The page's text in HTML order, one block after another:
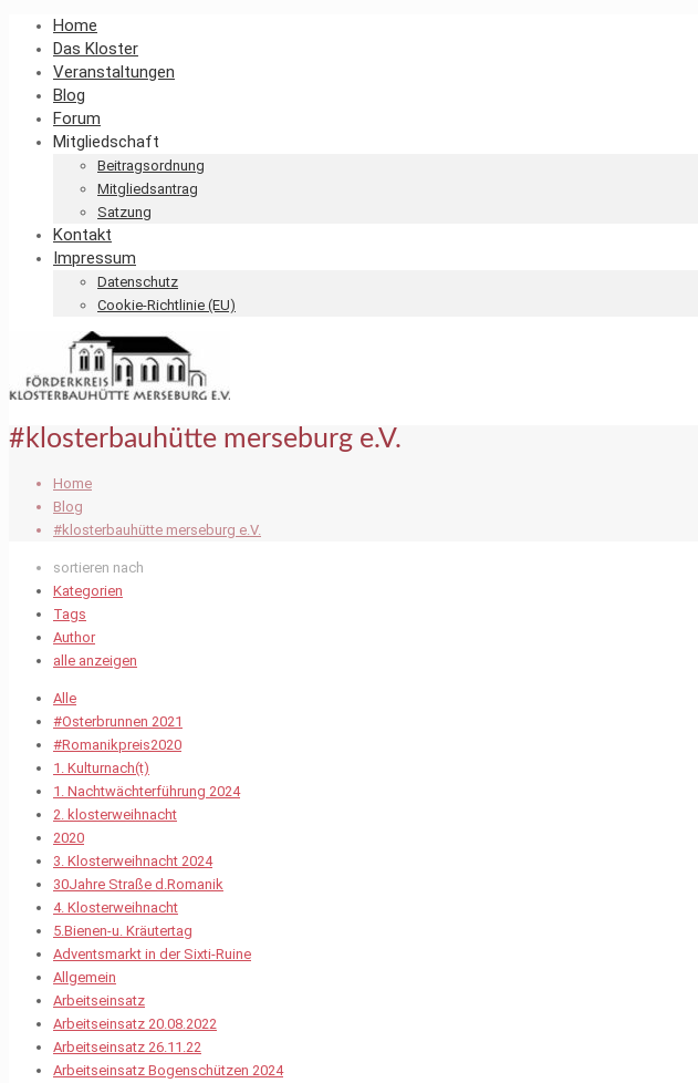
Home
Das Kloster
Veranstaltungen
Blog
Forum
Mitgliedschaft
Beitragsordnung
Mitgliedsantrag
Satzung
Kontakt
Impressum
Datenschutz
Cookie-Richtlinie (EU)
#klosterbauhütte merseburg e.V.
Home
Blog
#klosterbauhütte merseburg e.V.
sortieren nach
Kategorien
Tags
Author
alle anzeigen
Alle
#Osterbrunnen 2021
#Romanikpreis2020
1. Kulturnach(t)
1. Nachtwächterführung 2024
2. klosterweihnacht
2020
3. Klosterweihnacht 2024
30Jahre Straße d.Romanik
4. Klosterweihnacht
5.Bienen-u. Kräutertag
Adventsmarkt in der Sixti-Ruine
Allgemein
Arbeitseinsatz
Arbeitseinsatz 20.08.2022
Arbeitseinsatz 26.11.22
Arbeitseinsatz Bogenschützen 2024